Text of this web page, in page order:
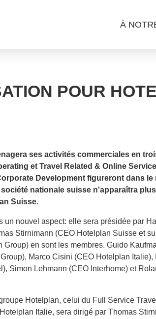
À
POUR
ses activités commerciales en
et Travel Related & Online
Development figureront dans le
nationale suisse n'apparaîtra
Suisse.
nouvel aspect: elle sera présidée par
Stirnimann (CEO Hotelplan Suisse et
en sont les membres. Guido
Marco Cisini (CEO Hotelplan Italie),
Simon Lehmann (CEO Interhome) et
Hotelplan, celui du Full Service
Italie, sera dirigé par Thomas